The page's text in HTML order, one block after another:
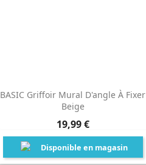
BASIC Griffoir Mural D'angle À Fixer
Beige
Prix
19,99 €
Disponible en magasin